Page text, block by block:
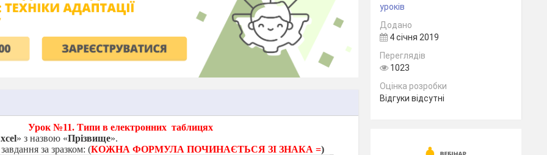
Урок №11. Типи в електронних таблицях
» з назвою «Прізвище».
за зразком: (КОЖНА ФОРМУЛА ПОЧИНАЄТЬСЯ ЗІ ЗНАКА =)
уроків
Додано
4 січня 2019
Переглядів
1023
Оцінка розробки
Відгуки відсутні